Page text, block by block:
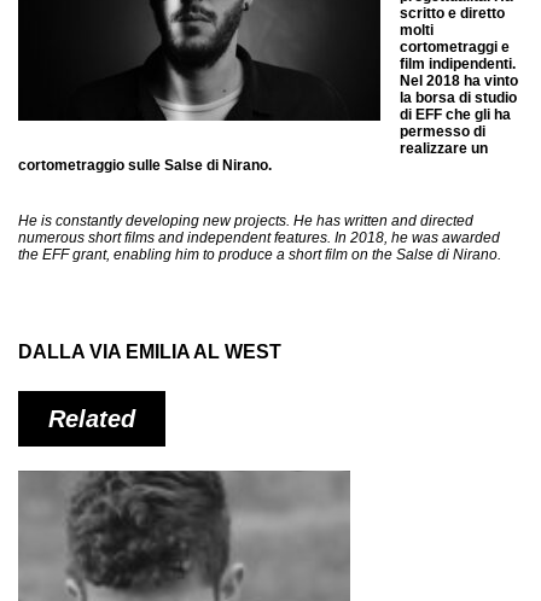
scritto e diretto
molti
cortometraggi e
film indipendenti.
Nel 2018 ha vinto
la borsa di studio
di EFF che gli ha
permesso di
realizzare un
cortometraggio sulle Salse di Nirano.
He is constantly developing new projects. He has written and directed
numerous short films and independent features. In 2018, he was awarded
the EFF grant, enabling him to produce a short film on the Salse di Nirano.
DALLA VIA EMILIA AL WEST
Related